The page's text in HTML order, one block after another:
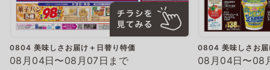
0804 美味しさお届け＋日替り特価
08月04日〜08月07日まで
0804 美味しさお届
08月04日〜08